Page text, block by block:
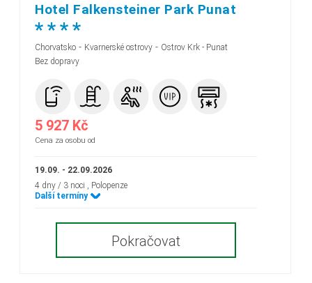
Hotel Falkensteiner Park Punat
****
Chorvatsko - Kvarnerské ostrovy - Ostrov Krk - Punat
Bez dopravy
5 927 Kč
Cena za osobu od
19.09. - 22.09.2026
4 dny / 3 noci , Polopenze
Další termíny
Pokračovat